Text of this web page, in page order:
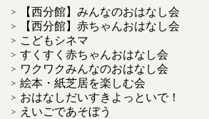
【西分館】みんなのおはなし会
【西分館】赤ちゃんおはなし会
こどもシネマ
すくすく赤ちゃんおはなし会
ワクワクみんなのおはなし会
絵本・紙芝居を楽しむ会
おはなしだいすきよっといで！
えいごであそぼう